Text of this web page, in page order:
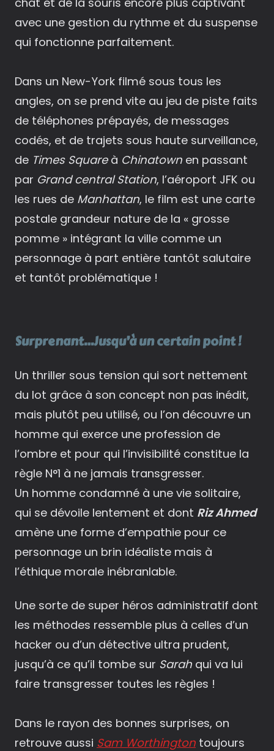
avec une gestion du rythme et du suspense
qui fonctionne parfaitement.
Dans un New-York filmé sous tous les
angles, on se prend vite au jeu de piste faits
de téléphones prépayés, de messages
codés, et de trajets sous haute surveillance,
de Times Squareà Chinatown en passant
par Grand central Station, l’aéroport JFK ou
les rues de Manhattan, le film est une carte
postale grandeur nature de la « grosse
pomme » intégrant la ville comme un
personnage à part entière tantôt salutaire
et tantôt problématique !
Surprenant…Jusqu’à un certain point !
Un thriller sous tension qui sort nettement
du lot grâce à son concept non pas inédit,
mais plutôt peu utilisé, ou l’on découvre un
homme qui exerce une profession de
l’ombre et pour qui l’invisibilité constitue la
règle N°1 à ne jamais transgresser.
Un homme condamné à une vie solitaire,
qui se dévoile lentement et dont Riz Ahmed
amène une forme d’empathie pour ce
personnage un brin idéaliste mais à
l’éthique morale inébranlable.
Une sorte de super héros administratif dont
les méthodes ressemble plus à celles d’un
hacker ou d’un détective ultra prudent,
jusqu’à ce qu’il tombe sur Sarah qui va lui
faire transgresser toutes les règles !
Dans le rayon des bonnes surprises, on
retrouve aussi Sam Worthington toujours